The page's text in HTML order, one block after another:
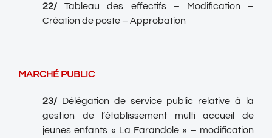
22/Tableau des effectifs – Modification –
Création de poste – Approbation
MARCHÉ PUBLIC
23/ Délégation de service public relative à la
gestion de l’établissement multi accueil de
jeunes enfants « La Farandole » – modification